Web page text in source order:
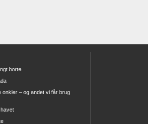
borte
onkler – og andet vi får brug